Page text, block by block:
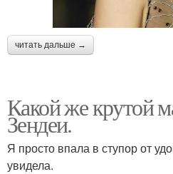
читать дальше →
Какой же крутой
Зендеи.
Я просто впала в ступор от
увидела.